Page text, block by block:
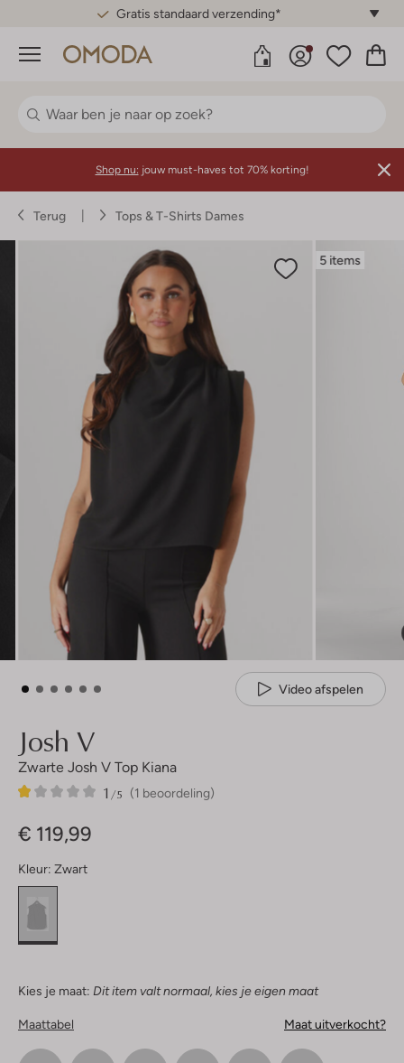
Gratis standaard verzending*
Menu
Shop nu: jouw must-haves tot 70% korting!
Terug Tops & T-Shirts Dames
5 items
Video afspelen
Josh V
Zwarte Josh V Top Kiana
(1 beoordeling)
1 /5
1
1
€ 119,99
Kleur: Zwart
Kies je maat: Dit item valt normaal, kies je eigen maat
Maattabel Maat uitverkocht?